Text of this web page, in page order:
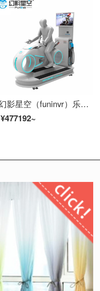
幻影星空（funinvr）乐享光轮 虚拟现实vr赛车驾驶模拟 vr赛车设备
¥477192~